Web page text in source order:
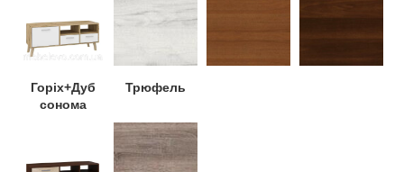
Горіх+Дуб
сонома
Трюфель